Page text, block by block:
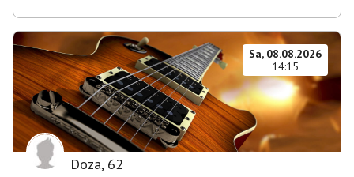
Sa, 08.08.2026
14:15
Doza, 62